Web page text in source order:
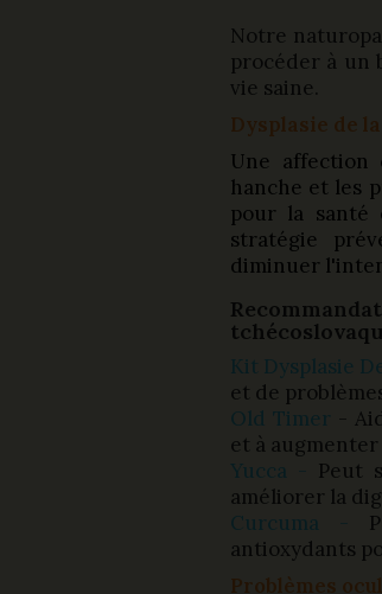
Notre
procéder à un
vie saine.
Dysplasie de
Une affection
hanche et les
pour la santé
stratégie
diminuer
Kit Dysplasie
et de
Old Timer
-
et à
Yucca -
Peut
améliorer la
Curcuma -
antioxydants
Problèmes